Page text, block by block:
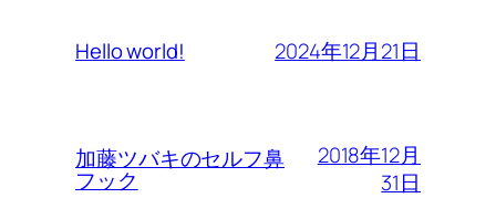
Hello world! 2024年12月21日
加藤ツバキのセルフ鼻
フック
2018年12月
31日